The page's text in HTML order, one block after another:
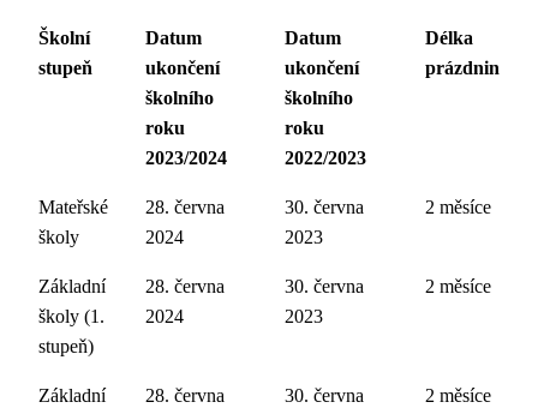
Školní
stupeň
Datum
ukončení
školního
roku
2023/2024
Datum
ukončení
školního
roku
2022/2023
Délka
prázdnin
Mateřské
školy
28. června
2024
30. června
2023
2 měsíce
Základní
školy (1.
stupeň)
28. června
2024
30. června
2023
2 měsíce
Základní
28. června
30. června
2 měsíce